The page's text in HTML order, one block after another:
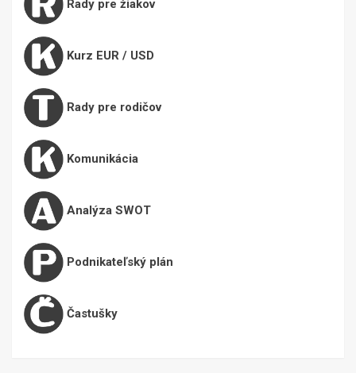
Rady pre žiakov
Kurz EUR / USD
Rady pre rodičov
Komunikácia
Analýza SWOT
Podnikateľský plán
Častušky